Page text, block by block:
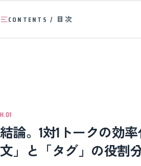
CONTENTS / 目次
結論。1対1トークの効
文」と「タグ」の役割